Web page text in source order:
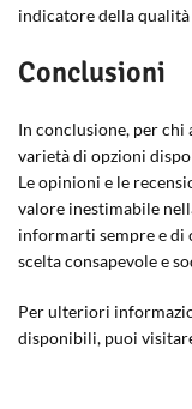
indicatore della
Conclusioni
In conclusione, per chi
varietà di opzioni
Le opinioni e le
valore inestimabile
informarti sempre e di
scelta consapevole e
Per ulteriori
disponibili, puoi